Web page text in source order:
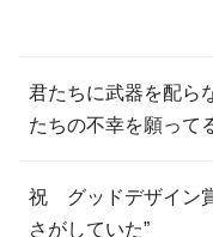
君たちに武器を配ら
たちの不幸を願って
祝 グッドデザイン
さがしていた”